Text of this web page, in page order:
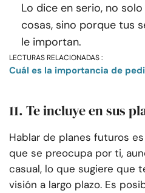
Lo dice en serio, no
cosas, sino porque tus
le importan.
LECTURAS RELACIONADAS :
Cuál es la importancia de
11. Te incluye en sus
Hablar de planes futuros
que se preocupa por ti,
casual, lo que sugiere que
visión a largo plazo. Es